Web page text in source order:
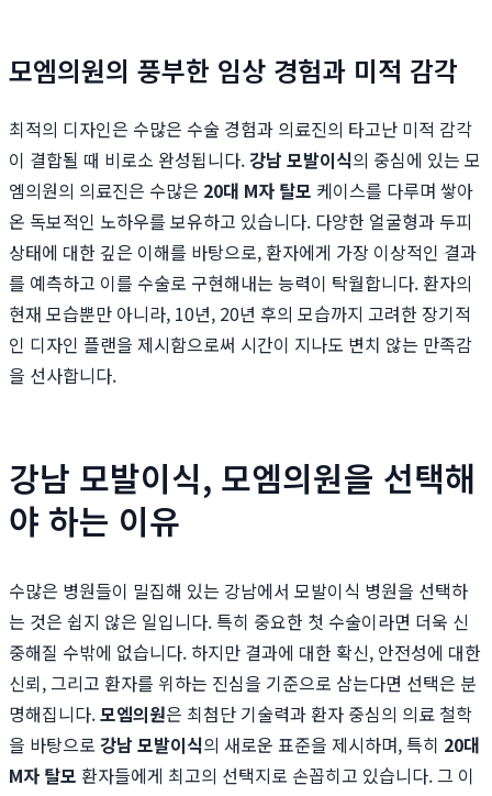
모엠의원의 풍부한 임상 경험과 미적 감각
최적의 디자인은 수많은 수술 경험과 의료진의 타고난 미적 감각
이 결합될 때 비로소 완성됩니다.강남 모발이식의 중심에 있는 모
엠의원의 의료진은 수많은 20대 M자 탈모 케이스를 다루며 쌓아
온 독보적인 노하우를 보유하고 있습니다. 다양한 얼굴형과 두피
상태에 대한 깊은 이해를 바탕으로, 환자에게 가장 이상적인 결과
를 예측하고 이를 수술로 구현해내는 능력이 탁월합니다. 환자의
현재 모습뿐만 아니라, 10년, 20년 후의 모습까지 고려한 장기적
인 디자인 플랜을 제시함으로써 시간이 지나도 변치 않는 만족감
을 선사합니다.
강남 모발이식, 모엠의원을 선택해
야 하는 이유
수많은 병원들이 밀집해 있는 강남에서 모발이식 병원을 선택하
는 것은 쉽지 않은 일입니다. 특히 중요한 첫 수술이라면 더욱 신
중해질 수밖에 없습니다. 하지만 결과에 대한 확신, 안전성에 대한
신뢰, 그리고 환자를 위하는 진심을 기준으로 삼는다면 선택은 분
명해집니다.모엠의원은 최첨단 기술력과 환자 중심의 의료 철학
을 바탕으로 강남 모발이식의 새로운 표준을 제시하며, 특히 20대
M자 탈모 환자들에게 최고의 선택지로 손꼽히고 있습니다. 그 이